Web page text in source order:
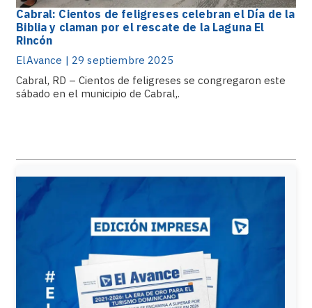
Cabral: Cientos de feligreses celebran el Día de la
Biblia y claman por el rescate de la Laguna El
Rincón
ElAvance | 29 septiembre 2025
Cabral, RD – Cientos de feligreses se congregaron este
sábado en el municipio de Cabral,.